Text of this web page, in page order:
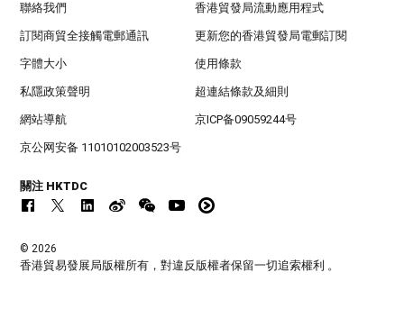
聯絡我們 香港貿發局流動應用程式
訂閱商貿全接觸電郵通訊 更新您的香港貿發局電郵訂閱
字體大小 使用條款
私隱政策聲明 超連結條款及細則
網站導航 京ICP备09059244号
京公网安备 11010102003523号
關注 HKTDC
© 2026
香港貿易發展局版權所有，對違反版權者保留一切追索權利 。